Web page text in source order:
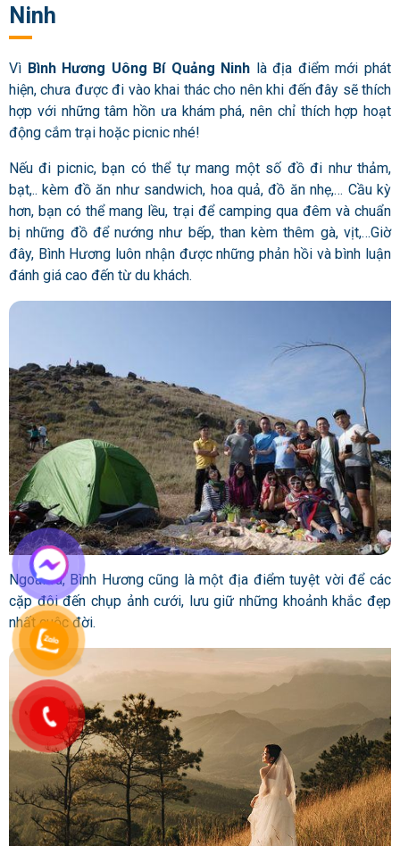
Ninh
Vì Bình Hương Uông Bí Quảng Ninh là địa điểm mới phát
hiện, chưa được đi vào khai thác cho nên khi đến đây sẽ thích
hợp với những tâm hồn ưa khám phá, nên chỉ thích hợp hoạt
động cắm trại hoặc picnic nhé!
Nếu đi picnic, bạn có thể tự mang một số đồ đi như thảm,
bạt,.. kèm đồ ăn như sandwich, hoa quả, đồ ăn nhẹ,… Cầu kỳ
hơn, bạn có thể mang lều, trại để camping qua đêm và chuẩn
bị những đồ để nướng như bếp, than kèm thêm gà, vịt,…Giờ
đây, Bình Hương luôn nhận được những phản hồi và bình luận
đánh giá cao đến từ du khách.
Ngoài ra, Bình Hương cũng là một địa điểm tuyệt vời để các
cặp đôi đến chụp ảnh cưới, lưu giữ những khoảnh khắc đẹp
nhất cuộc đời.